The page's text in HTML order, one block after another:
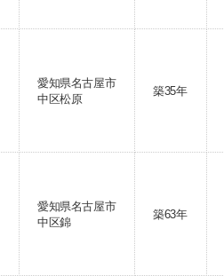
愛知県名古屋市
中区松原
築35年
愛知県名古屋市
中区錦
築63年